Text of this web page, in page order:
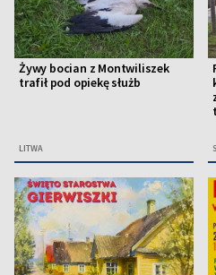
Żywy bocian z Montwiliszek
trafił pod opiekę służb
LITWA